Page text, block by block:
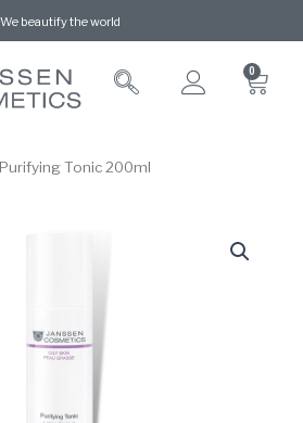
We beautify the world
0
Tonic 200ml